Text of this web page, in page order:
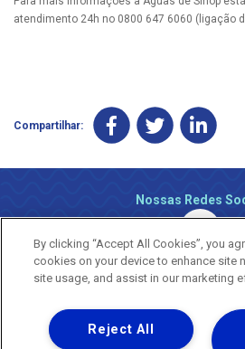
atendimento 24h no 0800 647 6060 (ligação
Compartilhar:
Nossas Redes
Uma empresa
Copyright ® 2026 -
By clicking “Accept All Cookies”, you
cookies on your device to enhance site
site usage, and assist in our marketing
Reject All